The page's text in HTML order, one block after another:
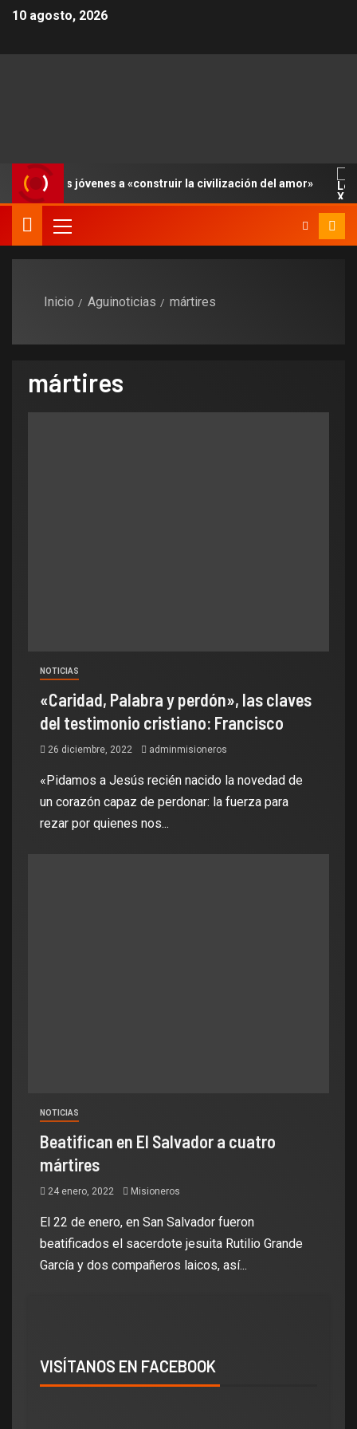
10 agosto, 2026
invita a los jóvenes a «construir la civilización del amor»
Inicio Aguinoticias mártires
mártires
NOTICIAS
«Caridad, Palabra y perdón», las claves
del testimonio cristiano: Francisco
26 diciembre, 2022 adminmisioneros
«Pidamos a Jesús recién nacido la novedad de
un corazón capaz de perdonar: la fuerza para
rezar por quienes nos...
NOTICIAS
Beatifican en El Salvador a cuatro
mártires
24 enero, 2022 Misioneros
El 22 de enero, en San Salvador fueron
beatificados el sacerdote jesuita Rutilio Grande
García y dos compañeros laicos, así...
VISÍTANOS EN FACEBOOK